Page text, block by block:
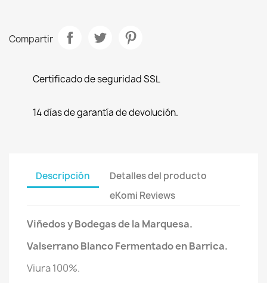
Compartir
Certificado de seguridad SSL
14 días de garantía de devolución.
Descripción
Detalles del producto
eKomi Reviews
Viñedos y Bodegas de la Marquesa.
Valserrano Blanco Fermentado en Barrica.
Viura 100%.